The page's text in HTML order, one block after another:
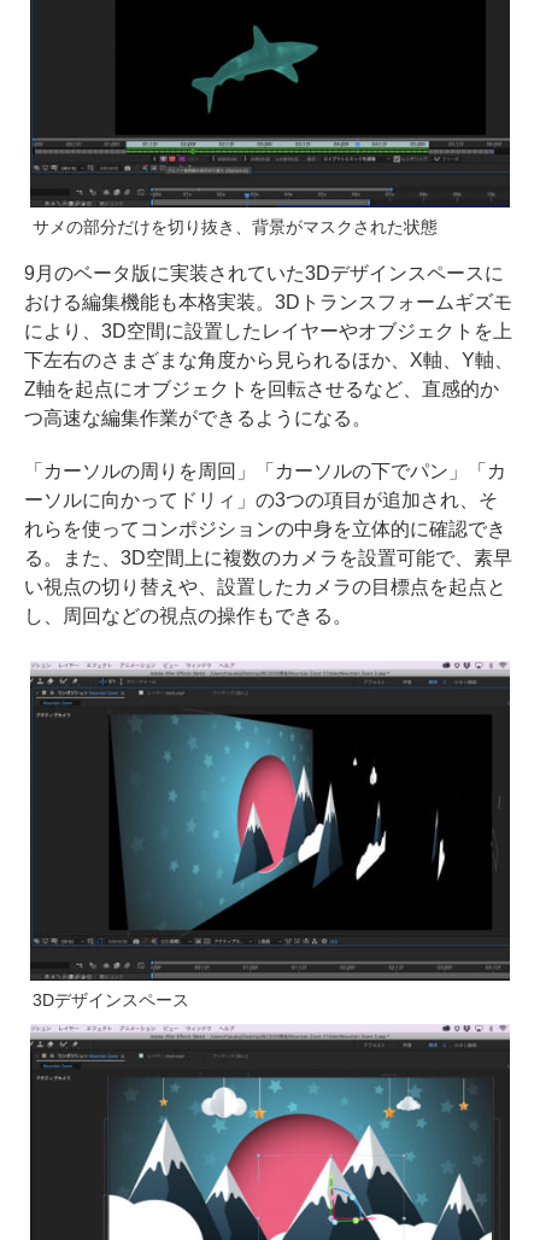
サメの部分だけを切り抜き、背景がマスクされた状態
9月のベータ版に実装されていた3Dデザインスペースに
おける編集機能も本格実装。3Dトランスフォームギズモ
により、3D空間に設置したレイヤーやオブジェクトを上
下左右のさまざまな角度から見られるほか、X軸、Y軸、
Z軸を起点にオブジェクトを回転させるなど、直感的か
つ高速な編集作業ができるようになる。
「カーソルの周りを周回」「カーソルの下でパン」「カ
ーソルに向かってドリィ」の3つの項目が追加され、そ
れらを使ってコンポジションの中身を立体的に確認でき
る。また、3D空間上に複数のカメラを設置可能で、素早
い視点の切り替えや、設置したカメラの目標点を起点と
し、周回などの視点の操作もできる。
3Dデザインスペース